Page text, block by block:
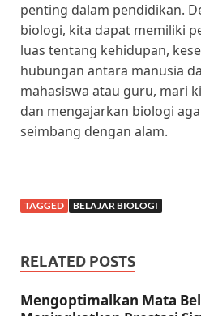
penting dalam pendidikan.
biologi, kita dapat memiliki
luas tentang kehidupan,
hubungan antara manusia
mahasiswa atau guru, mari
dan mengajarkan biologi
seimbang dengan alam.
TAGGED BELAJAR BIOLOGI
RELATED POSTS
Mengoptimalkan Mata